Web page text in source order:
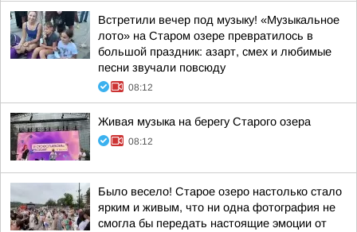
Встретили вечер под музыку! «Музыкальное
лото» на Старом озере превратилось в
большой праздник: азарт, смех и любимые
песни звучали повсюду
08:12
Живая музыка на берегу Старого озера
08:12
Было весело! Старое озеро настолько стало
ярким и живым, что ни одна фотография не
смогла бы передать настоящие эмоции от